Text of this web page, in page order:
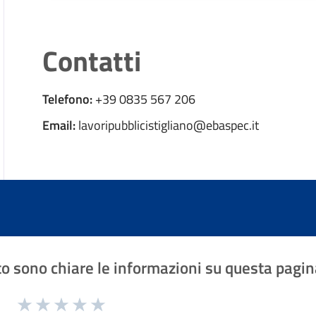
Contatti
Telefono:+39 0835 567 206
Email:lavoripubblicistigliano@ebaspec.it
sono chiare le informazioni su questa
1 a 5 stelle la pagina